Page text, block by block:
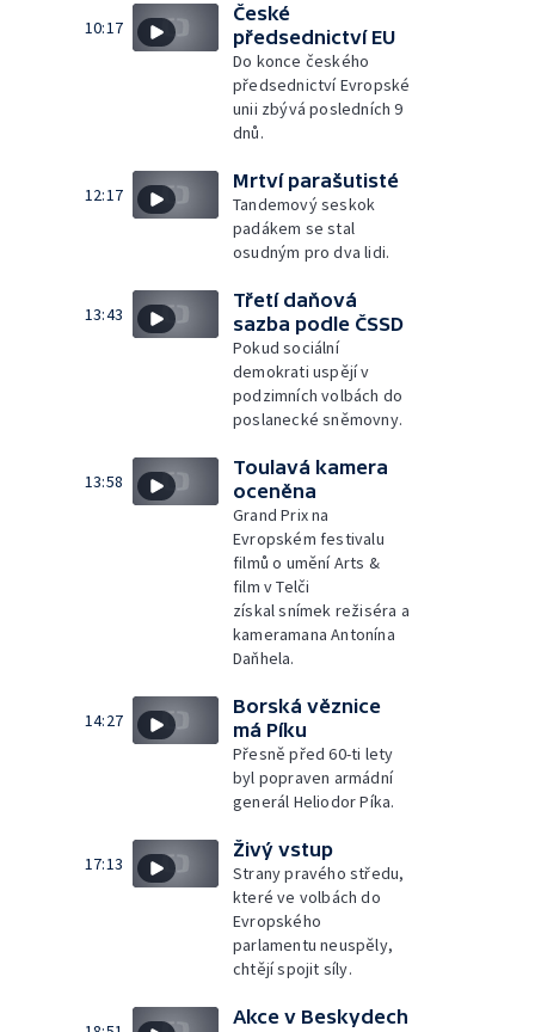
10:17
České
předsednictví EU
Do konce českého
předsednictví Evropské
unii zbývá posledních 9
dnů.
12:17
Mrtví parašutisté
Tandemový seskok
padákem se stal
osudným pro dva lidi.
13:43
Třetí daňová
sazba podle ČSSD
Pokud sociální
demokrati uspějí v
podzimních volbách do
poslanecké sněmovny.
13:58
Toulavá kamera
oceněna
Grand Prix na
Evropském festivalu
filmů o umění Arts &
film v Telči
získal snímek režiséra a
kameramana Antonína
Daňhela.
14:27
Borská věznice
má Píku
Přesně před 60-ti lety
byl popraven armádní
generál Heliodor Píka.
17:13
Živý vstup
Strany pravého středu,
které ve volbách do
Evropského
parlamentu neuspěly,
chtějí spojit síly.
Akce v Beskydech